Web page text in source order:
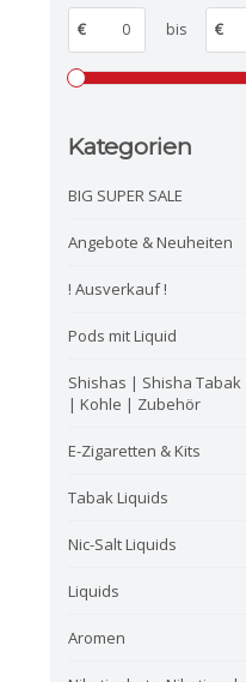
€ bis €
Kategorien
BIG SUPER SALE
Angebote & Neuheiten
! Ausverkauf !
Pods mit Liquid
Shishas | Shisha Tabak
| Kohle | Zubehör
E-Zigaretten & Kits
Tabak Liquids
Nic-Salt Liquids
Liquids
Aromen